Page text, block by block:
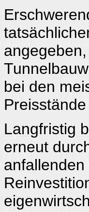
bei den
Langfristig
erneut